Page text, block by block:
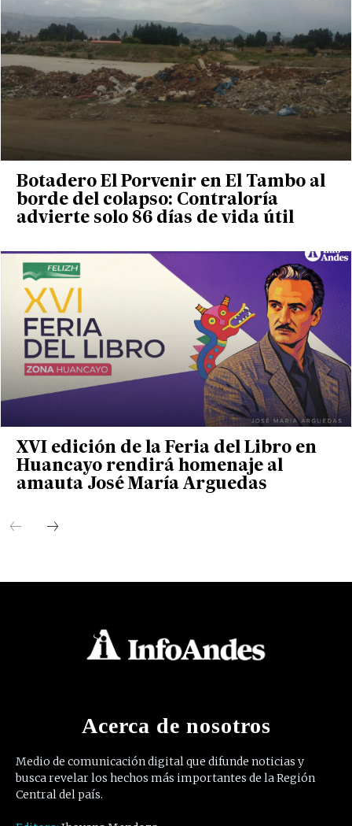
Botadero El Porvenir en El Tambo al
borde del colapso: Contraloría
advierte solo 86 días de vida útil
XVI edición de la Feria del Libro en
Huancayo rendirá homenaje al
amauta José María Arguedas
Acerca de nosotros
Medio de comunicación digital que difunde noticias y
busca revelar los hechos más importantes de la Región
Central del país.